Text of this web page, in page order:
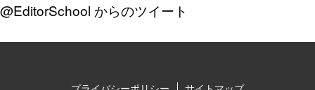
@EditorSchool からのツイート